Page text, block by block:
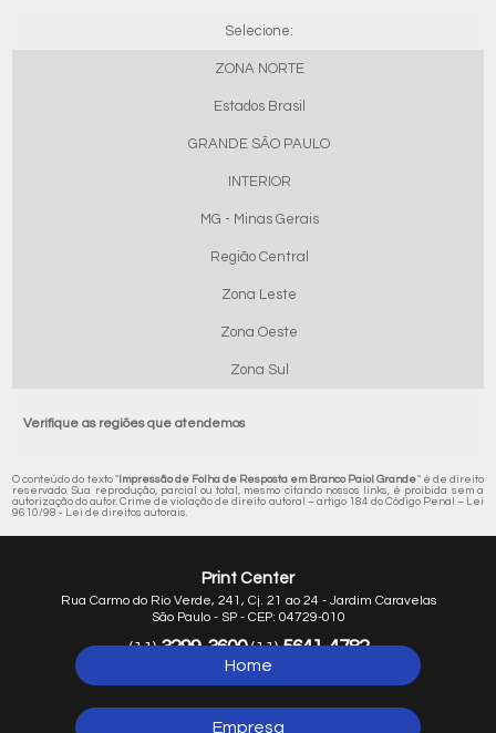
Selecione:
ZONA NORTE
Estados Brasil
GRANDE SÃO PAULO
INTERIOR
MG - Minas Gerais
Região Central
Zona Leste
Zona Oeste
Zona Sul
Verifique as regiões que atendemos
O conteúdo do texto "Impressão de Folha de Resposta em Branco Paiol Grande" é de direito
reservado. Sua reprodução, parcial ou total, mesmo citando nossos links, é proibida sem a
autorização do autor. Crime de violação de direito autoral – artigo 184 do Código Penal – Lei
9610/98 - Lei de direitos autorais.
Print Center
Rua Carmo do Rio Verde, 241, Cj. 21 ao 24 - Jardim Caravelas
São Paulo - SP - CEP: 04729-010
(11)3299-3600(11)5641-4782
5641-1254
Home
Empresa